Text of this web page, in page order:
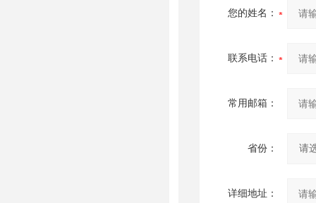
您的姓名：
联系电话：
常用邮箱：
省份：
详细地址：